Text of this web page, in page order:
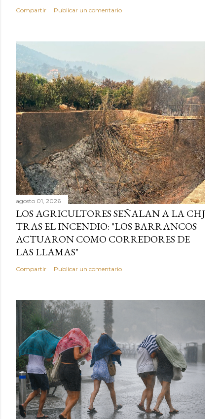
Compartir Publicar un comentario
agosto 01, 2026
LOS AGRICULTORES SEÑALAN A LA CHJ
TRAS EL INCENDIO: "LOS BARRANCOS
ACTUARON COMO CORREDORES DE
LAS LLAMAS"
Compartir Publicar un comentario